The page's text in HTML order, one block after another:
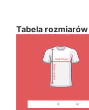
Tabela rozmiarów